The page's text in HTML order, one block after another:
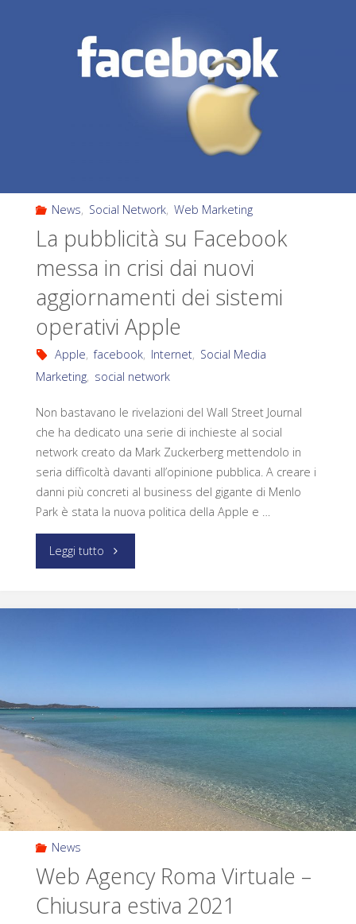
News, Social Network, Web Marketing
La pubblicità su Facebook
messa in crisi dai nuovi
aggiornamenti dei sistemi
operativi Apple
Apple, facebook, Internet, Social Media
Marketing, social network
Non bastavano le rivelazioni del Wall Street Journal
che ha dedicato una serie di inchieste al social
network creato da Mark Zuckerberg mettendolo in
seria difficoltà davanti all’opinione pubblica. A creare i
danni più concreti al business del gigante di Menlo
Park è stata la nuova politica della Apple e …
Leggi tutto
News
Web Agency Roma Virtuale –
Chiusura estiva 2021